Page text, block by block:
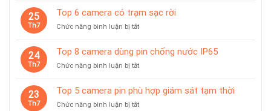
chuyên
vàng
camera
pin
giá
từ
tiện
25
Th7
Top 6 camera có trạm sạc rời
Chức năng bình luận bị tắtở
6
camera
có
sạc
24
Th7
Top 8 camera dùng pin chống nước IP65
Chức năng bình luận bị tắtở
8
camera
dùng
23
Th7
Top 5 camera pin phù hợp giám sát tạm thời
Chức năng bình luận bị tắtở